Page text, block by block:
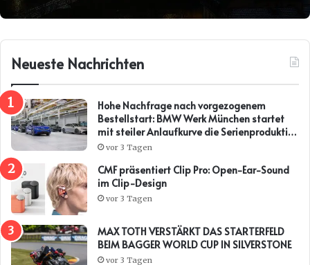
Neueste Nachrichten
Hohe Nachfrage nach vorgezogenem
Bestellstart: BMW Werk München startet
mit steiler Anlaufkurve die Serienproduktion
des BMW i3*
vor 3 Tagen
CMF präsentiert Clip Pro: Open-Ear-Sound
im Clip-Design
vor 3 Tagen
MAX TOTH VERSTÄRKT DAS STARTERFELD
BEIM BAGGER WORLD CUP IN SILVERSTONE
vor 3 Tagen